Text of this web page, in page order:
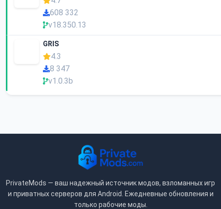
608 332
v18.350.13
GRIS
4.3
8 347
v1.0.3b
PrivateMods — ваш надежный источник модов, взломанных игр
и приватных серверов для Android. Ежедневные обновления и
только рабочие моды.